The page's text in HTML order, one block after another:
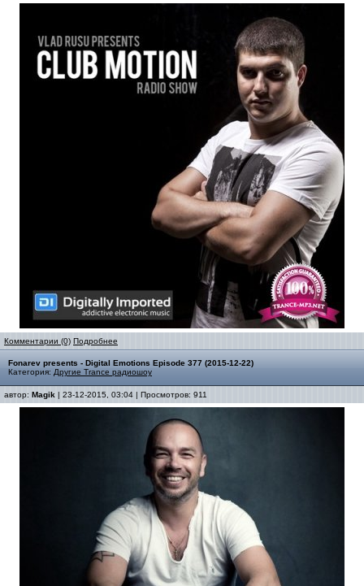
Комментарии (0) Подробнее
Fonarev presents - Digital Emotions Episode 377 (2015-12-22)
Категория: Другие Trance радиошоу
автор: Magik | 23-12-2015, 03:04 | Просмотров: 911